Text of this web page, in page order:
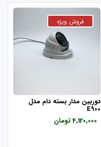
دوربین مدار بسته دام مدل
E900
4,120,000 تومان